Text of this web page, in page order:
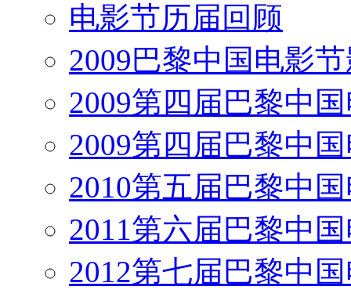
电影节历届回顾
2009巴黎中国电影
2009第四届巴黎中
2009第四届巴黎中
2010第五届巴黎中
2011第六届巴黎中
2012第七届巴黎中